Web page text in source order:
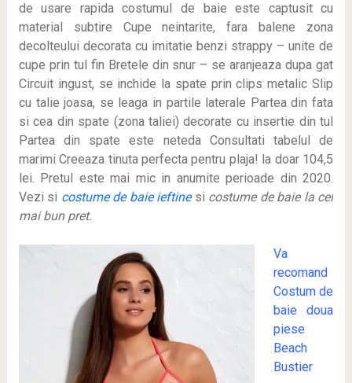
de usare rapida costumul de baie este captusit cu
material subtire Cupe neintarite, fara balene zona
decolteului decorata cu imitatie benzi strappy – unite de
cupe prin tul fin Bretele din snur – se aranjeaza dupa gat
Circuit ingust, se inchide la spate prin clips metalic Slip
cu talie joasa, se leaga in partile laterale Partea din fata
si cea din spate (zona taliei) decorate cu insertie din tul
Partea din spate este neteda Consultati tabelul de
marimi Creeaza tinuta perfecta pentru plaja! la doar 104,5
lei. Pretul este mai mic in anumite perioade din 2020.
Vezi si costume de baie ieftine si costume de baie la cel
mai bun pret.
Va
recomand
Costum de
baie doua
piese
Beach
Bustier